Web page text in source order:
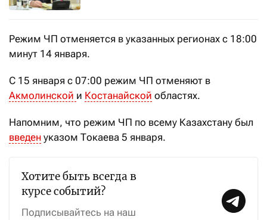
Режим ЧП отменяется в указанных регионах с 18:00
минут 14 января.
С 15 января с 07:00 режим ЧП отменяют в
Акмолинской и Костанайской областях.
Напомним, что режим ЧП по всему Казахстану был
введен указом Токаева 5 января.
Хотите быть всегда в
курсе событий?
Подписывайтесь на наш